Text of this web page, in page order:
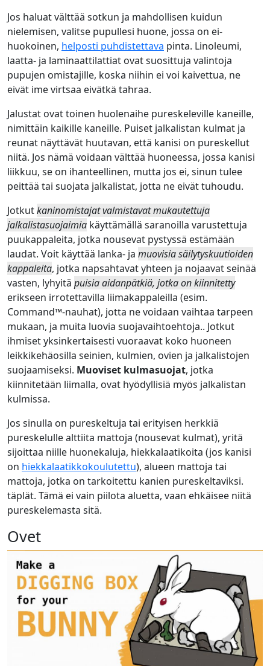
Jos haluat välttää sotkun ja mahdollisen kuidun
nielemisen, valitse pupullesi huone, jossa on ei-
huokoinen, helposti puhdistettava pinta. Linoleumi,
laatta- ja laminaattilattiat ovat suosittuja valintoja
pupujen omistajille, koska niihin ei voi kaivettua, ne
eivät ime virtsaa eivätkä tahraa.
Jalustat ovat toinen huolenaihe pureskeleville kaneille,
nimittäin kaikille kaneille. Puiset jalkalistan kulmat ja
reunat näyttävät huutavan, että kanisi on pureskellut
niitä. Jos nämä voidaan välttää huoneessa, jossa kanisi
liikkuu, se on ihanteellinen, mutta jos ei, sinun tulee
peittää tai suojata jalkalistat, jotta ne eivät tuhoudu.
Jotkutkaninomistajat valmistavat mukautettuja
jalkalistasuojaimia käyttämällä saranoilla varustettuja
puukappaleita, jotka nousevat pystyssä estämään
laudat. Voit käyttää lanka- ja muovisia säilytyskuutioiden
kappaleita, jotka napsahtavat yhteen ja nojaavat seinää
vasten, lyhyitä puisia aidanpätkiä, jotka on kiinnitetty
erikseen irrotettavilla liimakappaleilla (esim.
Command™-nauhat), jotta ne voidaan vaihtaa tarpeen
mukaan, ja muita luovia suojavaihtoehtoja.. Jotkut
ihmiset yksinkertaisesti vuoraavat koko huoneen
leikkikehäosilla seinien, kulmien, ovien ja jalkalistojen
suojaamiseksi. Muoviset kulmasuojat, jotka
kiinnitetään liimalla, ovat hyödyllisiä myös jalkalistan
kulmissa.
Jos sinulla on pureskeltuja tai erityisen herkkiä
pureskelulle alttiita mattoja (nousevat kulmat), yritä
sijoittaa niille huonekaluja, hiekkalaatikoita (jos kanisi
on hiekkalaatikkokoulutettu), alueen mattoja tai
mattoja, jotka on tarkoitettu kanien pureskeltaviksi.
täplät. Tämä ei vain piilota aluetta, vaan ehkäisee niitä
pureskelemasta sitä.
Ovet